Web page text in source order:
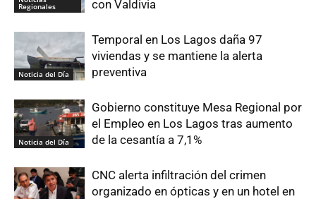
Regionales
con Valdivia
Noticia del Día
Temporal en Los Lagos daña 97
viviendas y se mantiene la alerta
preventiva
Noticia del Día
Gobierno constituye Mesa Regional por
el Empleo en Los Lagos tras aumento
de la cesantía a 7,1%
CNC alerta infiltración del crimen
organizado en ópticas y en un hotel en